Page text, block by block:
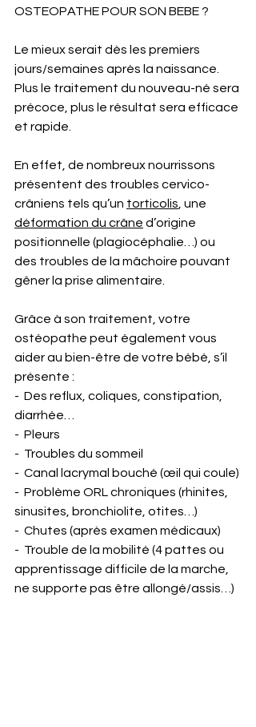
OSTEOPATHE POUR SON BEBE ?
Le mieux serait dès les premiers
jours/semaines après la naissance.
Plus le traitement du nouveau-né sera
précoce, plus le résultat sera efficace
et rapide.
En effet, de nombreux nourrissons
présentent des troubles cervico-
crâniens tels qu’un torticolis , une
déformation du crâne d’origine
positionnelle (plagiocéphalie…) ou
des troubles de la mâchoire pouvant
gêner la prise alimentaire.
Grâce à son traitement, votre
ostéopathe peut également vous
aider au bien-être de votre bébé, s’il
présente :
-  Des reflux, coliques, constipation,
diarrhée…
-  Pleurs
-  Troubles du sommeil
-  Canal lacrymal bouché (œil qui coule)
-  Problème ORL chroniques (rhinites,
sinusites, bronchiolite, otites…)
-  Chutes (après examen médicaux)
-  Trouble de la mobilité (4 pattes ou
apprentissage difficile de la marche,
ne supporte pas être allongé/assis…)